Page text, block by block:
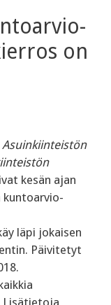
on
Asuinkiinteistön
kesän ajan
kuntoarvio-
läpi jokaisen
Päivitetyt